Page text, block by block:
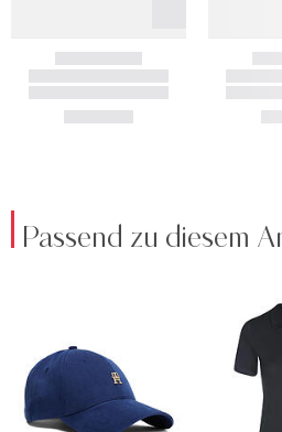
Passend zu diesem